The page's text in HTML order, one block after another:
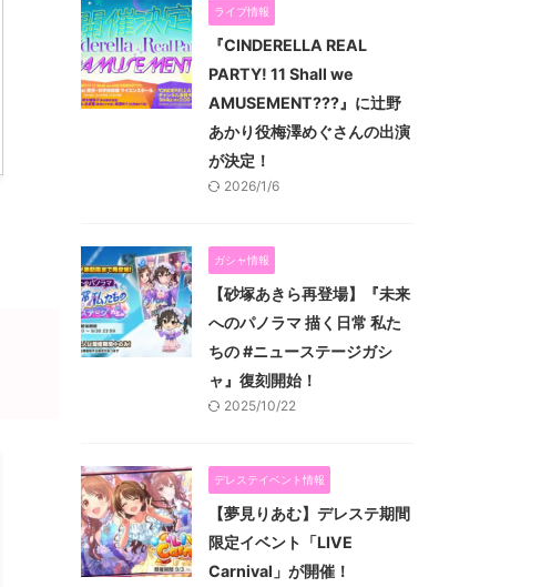
ライブ情報
『CINDERELLA REAL
PARTY! 11 Shall we
AMUSEMENT???』に辻野
あかり役梅澤めぐさんの出演
が決定！
2026/1/6
ガシャ情報
【砂塚あきら再登場】『未来
へのパノラマ 描く日常 私た
ちの #ニューステージガシ
ャ』復刻開始！
2025/10/22
デレステイベント情報
【夢見りあむ】デレステ期間
限定イベント「LIVE
Carnival」が開催！